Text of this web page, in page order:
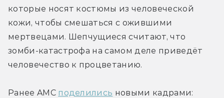
которые носят костюмы из человеческой
кожи, чтобы смешаться с ожившими
мертвецами. Шепчущиеся считают, что
зомби-катастрофа на самом деле приведёт
человечество к процветанию.
Ранее AMC поделились новыми кадрами: